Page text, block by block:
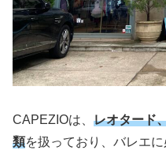
CAPEZIOは、 レオタード
類を扱っており、バレエ